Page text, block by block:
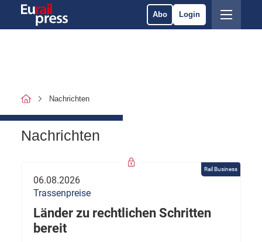
Abo Login
Nachrichten
Nachrichten
Rail Business
06.08.2026
Trassenpreise
Länder zu rechtlichen Schritten
bereit